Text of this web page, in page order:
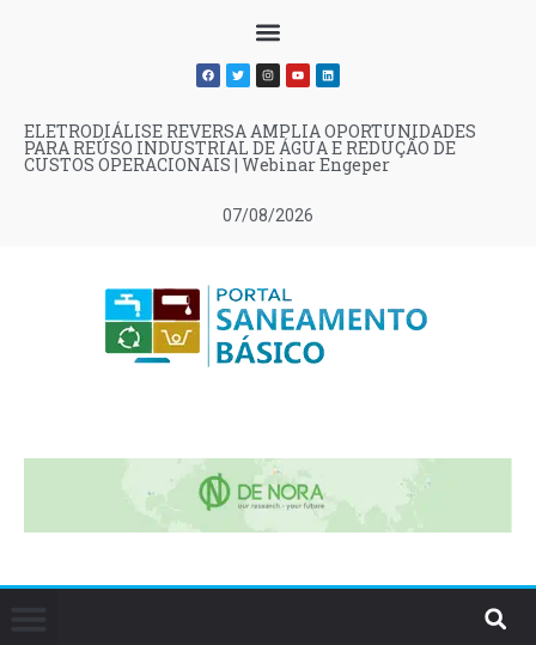
07/08/2026
ELETRODIÁLISE REVERSA AMPLIA OPORTUNIDADES
PARA REÚSO INDUSTRIAL DE ÁGUA E REDUÇÃO DE
CUSTOS OPERACIONAIS | Webinar Engeper